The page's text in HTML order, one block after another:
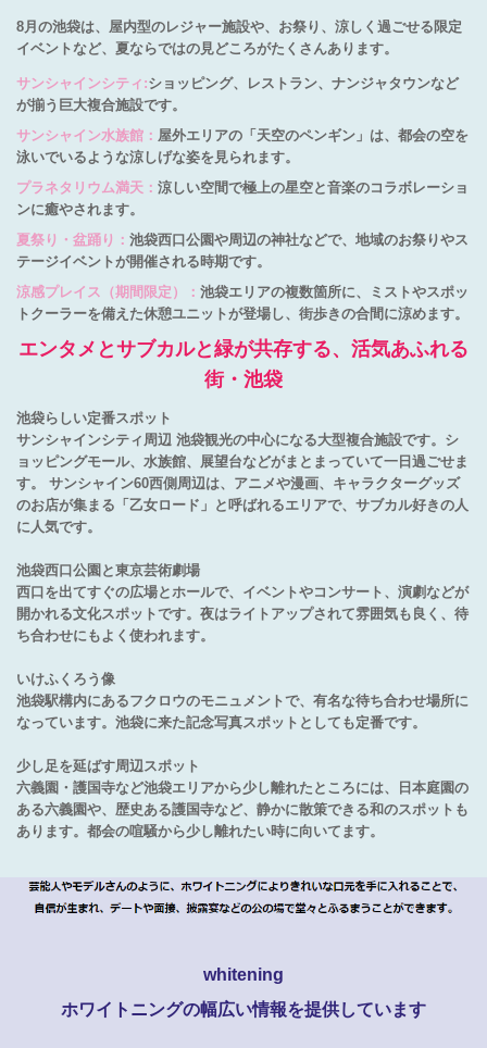
8月の池袋は、屋内型のレジャー施設や、お祭り、涼しく過ごせる限定
イベントなど、夏ならではの見どころがたくさんあります。
サンシャインシティ:ショッピング、レストラン、ナンジャタウンなど
が揃う巨大複合施設です。
サンシャイン水族館： 屋外エリアの「天空のペンギン」は、都会の空を
泳いでいるような涼しげな姿を見られます。
プラネタリウム満天： 涼しい空間で極上の星空と音楽のコラボレーショ
ンに癒やされます。
夏祭り・盆踊り： 池袋西口公園や周辺の神社などで、地域のお祭りやス
テージイベントが開催される時期です。
涼感プレイス（期間限定）： 池袋エリアの複数箇所に、ミストやスポッ
トクーラーを備えた休憩ユニットが登場し、街歩きの合間に涼めます。
エンタメとサブカルと緑が共存する、活気あふれる
街・池袋
池袋らしい定番スポット
サンシャインシティ周辺 池袋観光の中心になる大型複合施設です。シ
ョッピングモール、水族館、展望台などがまとまっていて一日過ごせま
す。 サンシャイン60西側周辺は、アニメや漫画、キャラクターグッズ
のお店が集まる「乙女ロード」と呼ばれるエリアで、サブカル好きの人
に人気です。
池袋西口公園と東京芸術劇場
西口を出てすぐの広場とホールで、イベントやコンサート、演劇などが
開かれる文化スポットです。夜はライトアップされて雰囲気も良く、待
ち合わせにもよく使われます。
いけふくろう像
池袋駅構内にあるフクロウのモニュメントで、有名な待ち合わせ場所に
なっています。池袋に来た記念写真スポットとしても定番です。
少し足を延ばす周辺スポット
六義園・護国寺など池袋エリアから少し離れたところには、日本庭園の
ある六義園や、歴史ある護国寺など、静かに散策できる和のスポットも
あります。都会の喧騒から少し離れたい時に向いてます。
whitening
ホワイトニングの幅広い情報を提供しています